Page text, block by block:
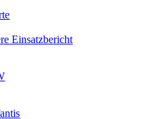
Einsatzbericht